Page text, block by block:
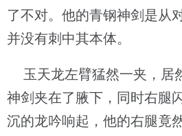
了不对。他的青钢神剑是从
并没有刺中其本体。
玉天龙左臂猛然一夹，居
神剑夹在了腋下，同时右腿
沉的龙吟响起，他的右腿竟